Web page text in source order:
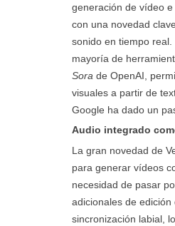
generación de vídeo
con una novedad
sonido en tiempo
mayoría de
Sora de OpenAI,
visuales a partir de
Google ha dado un
Audio integrado
La gran novedad de
para generar vídeos
necesidad de pasar
adicionales de
sincronización labial,